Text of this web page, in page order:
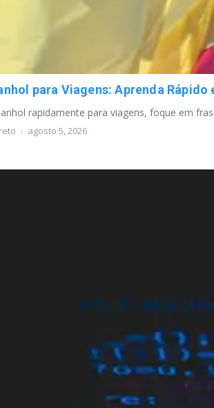
para Viagens: Aprenda
rapidamente para viagens, foque em
agosto 5, 2026